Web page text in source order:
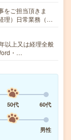
をご担当頂きま
理）日常業務（…
以上又は経理全般
・…
50代
60代
男性